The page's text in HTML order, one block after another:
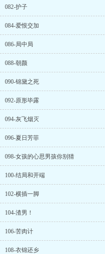
082-护子
084-爱恨交加
086-局中局
088-朝颜
090-锦黛之死
092-原形毕露
094-灰飞烟灭
096-夏日芳菲
098-女孩的心思男孩你别猜
100-结局和开端
102-横插一脚
104-渣男！
106-苦肉计
108-衣锦还乡